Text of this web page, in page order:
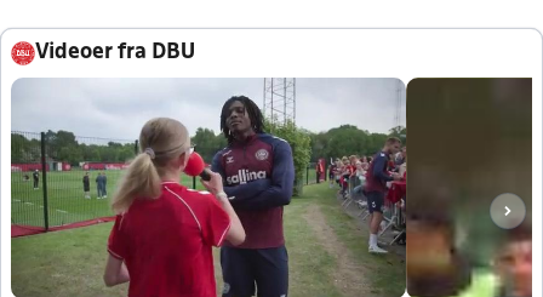
Videoer fra DBU